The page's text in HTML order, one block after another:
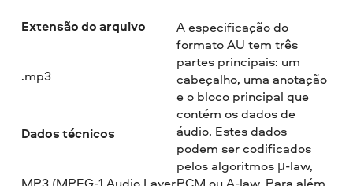
Extensão do arquivo
.mp3
Dados técnicos
MP3 (MPEG-1 Audio Layer
A especificação do
formato AU tem três
partes principais: um
cabeçalho, uma anotação
e o bloco principal que
contém os dados de
áudio. Estes dados
podem ser codificados
pelos algoritmos μ-law,
PCM ou A-law. Para além